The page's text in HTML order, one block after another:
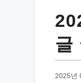
글
2025년